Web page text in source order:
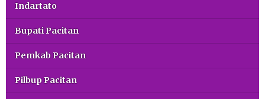
Indartato
Bupati Pacitan
Pemkab Pacitan
Pilbup Pacitan